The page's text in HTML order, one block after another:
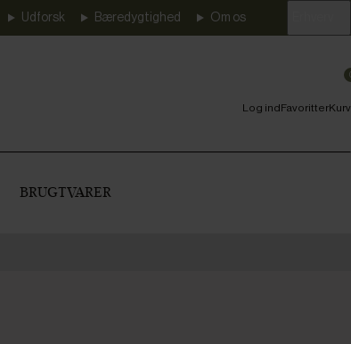
Udforsk Bæredygtighed Om os
Log indFavoritterKurv
BRUGTVARER